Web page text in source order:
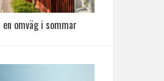
omväg i sommar